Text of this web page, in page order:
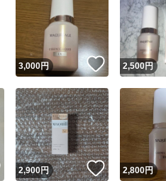
いいね！
3,000円 いいね！
2,500円
いいね！
2,900円 いいね！
2,800円